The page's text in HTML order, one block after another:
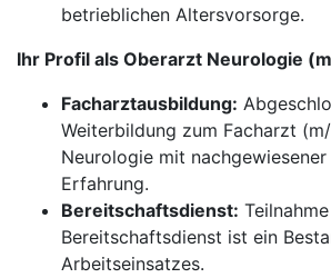
betrieblichen Altersvorsorge.
Ihr Profil als Oberarzt Neurologie
Facharztausbildung:
Weiterbildung zum Facharzt
Neurologie mit
Erfahrung.
Bereitschaftsdienst:
Bereitschaftsdienst ist ein
Arbeitseinsatzes.